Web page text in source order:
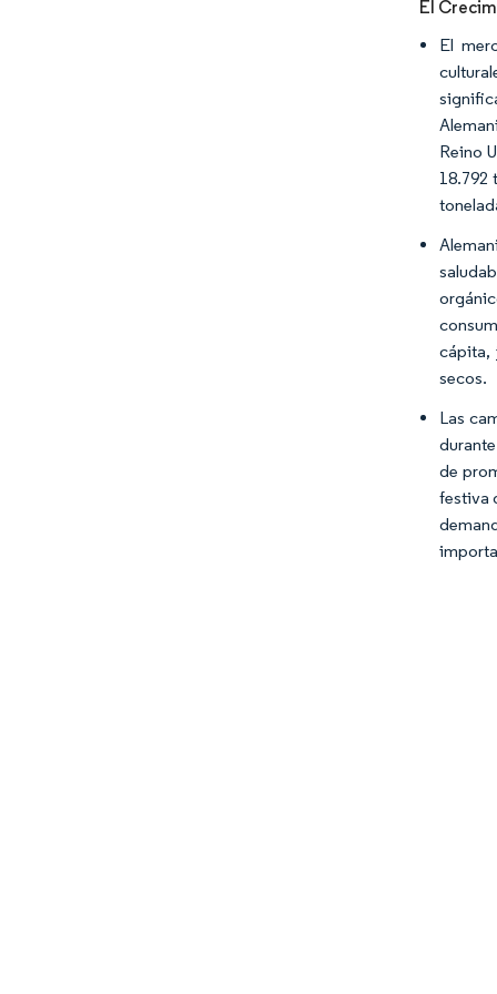
El
El
Reino
18.792
cápita,
secos.
Las
de
festiva